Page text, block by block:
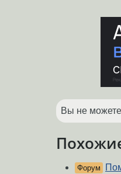
Вы не
Форум